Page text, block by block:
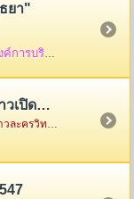
ยา"
อโยธยา"
เปิดตัวกันไปแล้วสำหรับงาน แถลงข่าวละครวิทยุอิงประวัติศาสตร์ ชุด " มหากาพย์แห่งอโยธยา" ณ คุ้มขุนแผน จังหวัดพระนครศรีอยุธยา ซึ่งในงานมีแขกรับเชิญผู้เกียรติมาร่วมงานกันคับคั่ง พร้อมด้วยเหล่าทีมงานและแฟนละครอีกมากมาย...